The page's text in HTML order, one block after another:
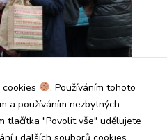
. Používáním tohoto
a používáním nezbytných
tlačítka "Povolit vše" udělujete